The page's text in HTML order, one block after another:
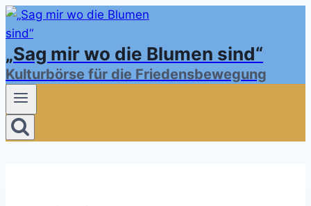
Zum
Inhalt
springen
„Sag mir wo die Blumen sind“
Kulturbörse für die Friedensbewegung